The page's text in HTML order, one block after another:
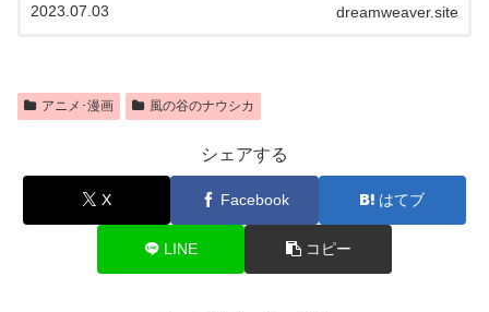
dreamweaver.site
2023.07.03
アニメ･漫画 風の谷のナウシカ
シェアする
X Facebook はてブ
LINE コピー